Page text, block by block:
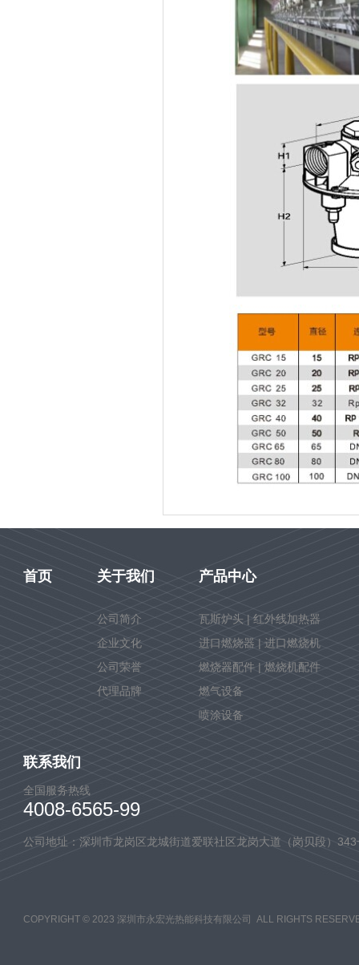
首页 关于我们
公司简介
企业文化
公司荣誉
代理品牌
产品中心
瓦斯炉头 | 红外线加热器
进口燃烧器 | 进口燃烧机
燃烧器配件 | 燃烧机配件
燃气设备
喷涂设备
联系我们
全国服务热线
4008-6565-99
公司地址：深圳市龙岗区龙城街道爱联社区龙岗大道（岗贝段）343
COPYRIGHT © 2023 深圳市永宏光热能科技有限公司 ALL RIGHTS